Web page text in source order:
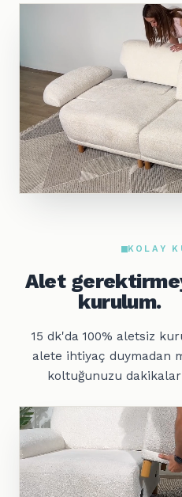
KOLAY
Alet
kurulum.
15 dk'da 100% aletsiz
alete ihtiyaç duymadan
koltuğunuzu